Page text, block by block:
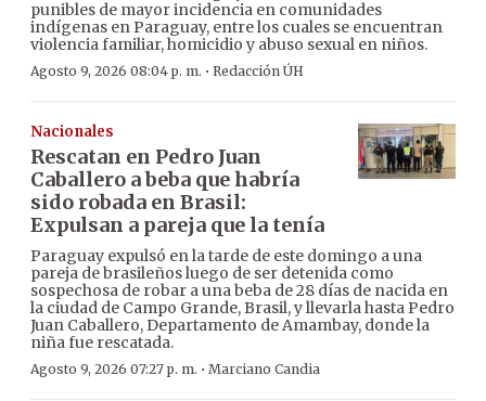
punibles de mayor incidencia en comunidades
indígenas en Paraguay, entre los cuales se encuentran
violencia familiar, homicidio y abuso sexual en niños.
Agosto 9, 2026 08:04 p. m. · Redacción ÚH
Nacionales
Rescatan en Pedro Juan
Caballero a beba que habría
sido robada en Brasil:
Expulsan a pareja que la tenía
Paraguay expulsó en la tarde de este domingo a una
pareja de brasileños luego de ser detenida como
sospechosa de robar a una beba de 28 días de nacida en
la ciudad de Campo Grande, Brasil, y llevarla hasta Pedro
Juan Caballero, Departamento de Amambay, donde la
niña fue rescatada.
Agosto 9, 2026 07:27 p. m. · Marciano Candia